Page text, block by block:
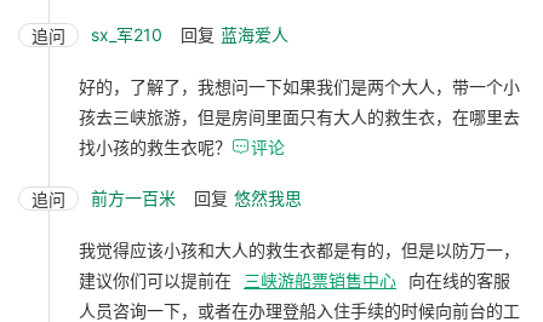
追问 sx_军210 回复 蓝海爱人
好的，了解了，我想问一下如果我们是两个大人，带一个小
孩去三峡旅游，但是房间里面只有大人的救生衣，在哪里去
找小孩的救生衣呢？ 评论
追问 前方一百米 回复 悠然我思
我觉得应该小孩和大人的救生衣都是有的，但是以防万一，
建议你们可以提前在
三峡游船票销售中心
向在线的客服
人员咨询一下，或者在办理登船入住手续的时候向前台的工